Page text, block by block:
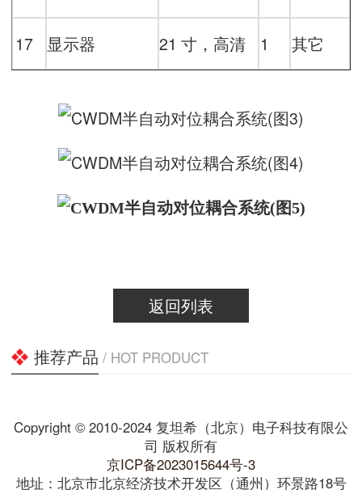
17 显示器 21 寸，高清 1 其它
返回列表
推荐产品 / HOT PRODUCT
Copyright © 2010-2024 复坦希（北京）电子科技有限公
司 版权所有
京ICP备2023015644号-3
地址：北京市北京经济技术开发区（通州）环景路18号